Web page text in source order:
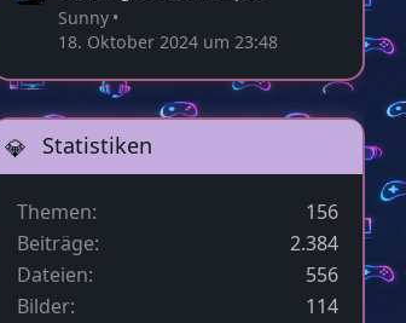
Sunny
18. Oktober 2024 um 23:48
Statistiken
Themen
156
Beiträge
2.384
Dateien
556
Bilder
114